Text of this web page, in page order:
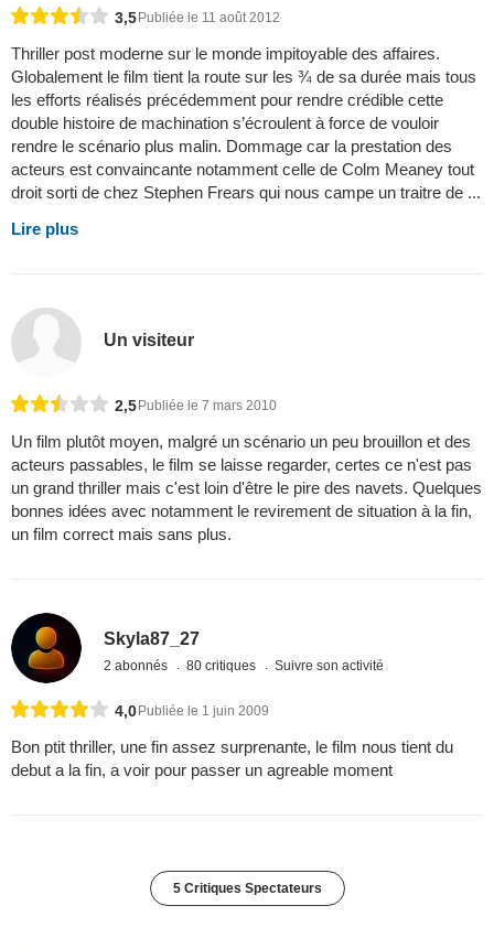
3,5Publiée le 11 août 2012
Thriller post moderne sur le monde impitoyable des affaires.
Globalement le film tient la route sur les ¾ de sa durée mais tous
les efforts réalisés précédemment pour rendre crédible cette
double histoire de machination s’écroulent à force de vouloir
rendre le scénario plus malin. Dommage car la prestation des
acteurs est convaincante notamment celle de Colm Meaney tout
droit sorti de chez Stephen Frears qui nous campe un traitre de ...
Lire plus
Un visiteur
2,5 Publiée le 7 mars 2010
Un film plutôt moyen, malgré un scénario un peu brouillon et des
acteurs passables, le film se laisse regarder, certes ce n'est pas
un grand thriller mais c'est loin d'être le pire des navets. Quelques
bonnes idées avec notamment le revirement de situation à la fin,
un film correct mais sans plus.
Skyla87_27
2 abonnés 80 critiques Suivre son activité
4,0 Publiée le 1 juin 2009
Bon ptit thriller, une fin assez surprenante, le film nous tient du
debut a la fin, a voir pour passer un agreable moment
5 Critiques Spectateurs